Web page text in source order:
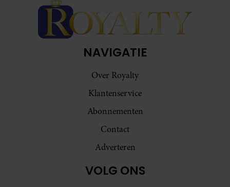
NAVIGATIE
Over Royalty
Klantenservice
Abonnementen
Contact
Adverteren
VOLG ONS